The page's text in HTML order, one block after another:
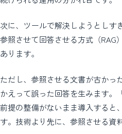
次に、ツールで解決しようとしす
参照させて回答させる方式（RAG
あります。
ただし、参照させる文書が古かっ
かえって誤った回答を生みます。
前提の整備がないまま導入すると
す。技術より先に、参照させる資